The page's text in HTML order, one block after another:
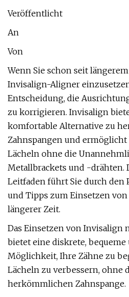
Veröffentlicht
An
Von
Wenn Sie schon seit
Invisalign-Aligner
Entscheidung, die
zu korrigieren. Invisalign
komfortable Alternative zu
Zahnspangen und
Lächeln ohne die
Metallbrackets und -drähten.
Leitfaden führt Sie durch den
und Tipps zum Einsetzen
längerer Zeit.
Das Einsetzen von Invisalign
bietet eine diskrete,
Möglichkeit, Ihre Zähne zu
Lächeln zu verbessern, ohne
herkömmlichen Zahnspange.